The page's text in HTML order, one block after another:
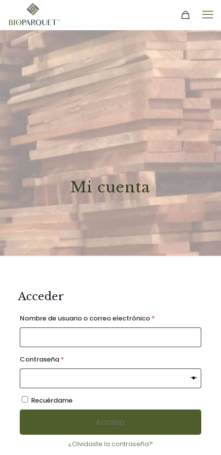
Mi cuenta
Acceder
Nombre de usuario o correo electrónico *Obligatorio
Contraseña *Obligatorio
Recuérdame
Acceso
¿Olvidaste la contraseña?